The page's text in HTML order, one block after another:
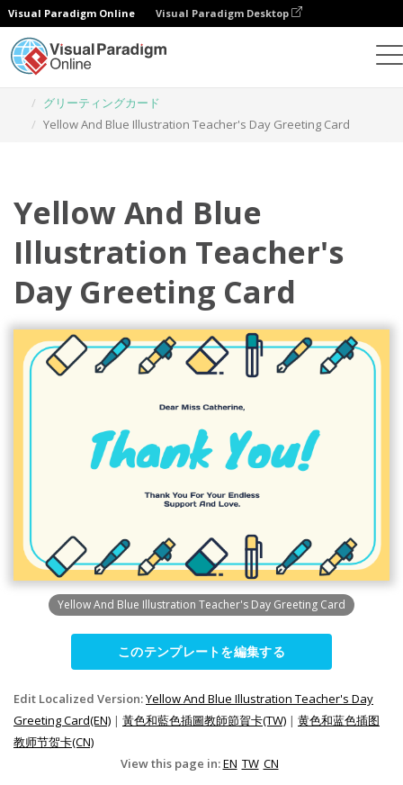
Visual Paradigm Online Visual Paradigm Desktop
グリーティングカード
Yellow And Blue Illustration Teacher's Day Greeting Card
Yellow And Blue
Illustration Teacher's
Day Greeting Card
Yellow And Blue Illustration Teacher's Day Greeting Card
このテンプレートを編集する
Edit Localized Version:Yellow And Blue Illustration Teacher's Day
Greeting Card(EN) | 黃色和藍色插圖教師節賀卡(TW) | 黄色和蓝色插图
教师节贺卡(CN)
View this page in:EN TW CN